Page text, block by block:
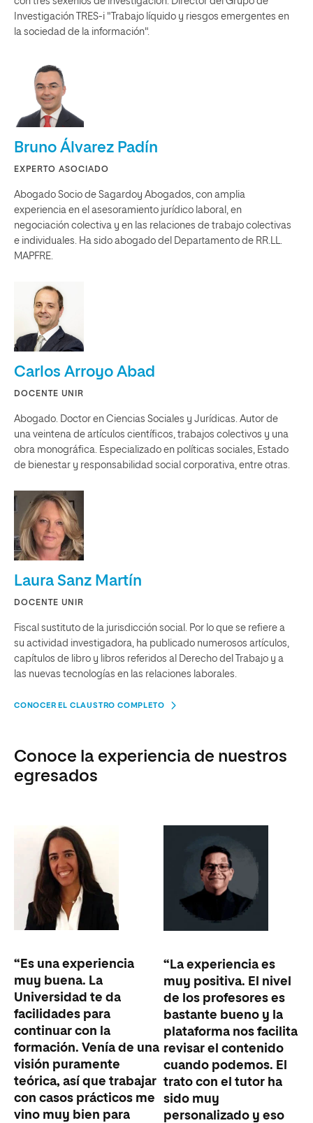
Investigación TRES-i "Trabajo líquido y riesgos emergentes en
la sociedad de la información".
Bruno Álvarez Padín
EXPERTO ASOCIADO
Abogado Socio de Sagardoy Abogados, con amplia
experiencia en el asesoramiento jurídico laboral, en
negociación colectiva y en las relaciones de trabajo colectivas
e individuales. Ha sido abogado del Departamento de RR.LL.
MAPFRE.
Carlos Arroyo Abad
DOCENTE UNIR
Abogado. Doctor en Ciencias Sociales y Jurídicas. Autor de
una veintena de artículos científicos, trabajos colectivos y una
obra monográfica. Especializado en políticas sociales, Estado
de bienestar y responsabilidad social corporativa, entre otras.
Laura Sanz Martín
DOCENTE UNIR
Fiscal sustituto de la jurisdicción social. Por lo que se refiere a
su actividad investigadora, ha publicado numerosos artículos,
capítulos de libro y libros referidos al Derecho del Trabajo y a
las nuevas tecnologías en las relaciones laborales.
CONOCER EL CLAUSTRO COMPLETO
Conoce la experiencia de nuestros
egresados
“Es una experiencia
muy buena. La
Universidad te da
facilidades para
continuar con la
formación. Venía de una
visión puramente
teórica, así que trabajar
con casos prácticos me
vino muy bien para
“La experiencia es
muy positiva. El nivel
de los profesores es
bastante bueno y la
plataforma nos facilita
revisar el contenido
cuando podemos. El
trato con el tutor ha
sido muy
personalizado y eso